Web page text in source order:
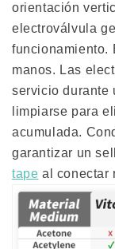
orientación
electroválvula
funcionamiento.
manos. Las
servicio durante
limpiarse para
acumulada.
garantizar un
tape al conectar